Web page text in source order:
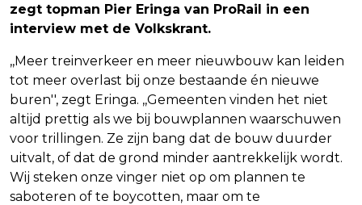
zegt topman Pier Eringa van ProRail in een
interview met de Volkskrant.
,,Meer treinverkeer en meer nieuwbouw kan leiden
tot meer overlast bij onze bestaande én nieuwe
buren'', zegt Eringa. ,,Gemeenten vinden het niet
altijd prettig als we bij bouwplannen waarschuwen
voor trillingen. Ze zijn bang dat de bouw duurder
uitvalt, of dat de grond minder aantrekkelijk wordt.
Wij steken onze vinger niet op om plannen te
saboteren of te boycotten, maar om te